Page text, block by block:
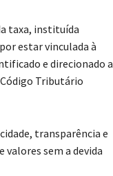
taxa, instituída
estar vinculada à
e direcionado a
Tributário
transparência e
valores sem a devida